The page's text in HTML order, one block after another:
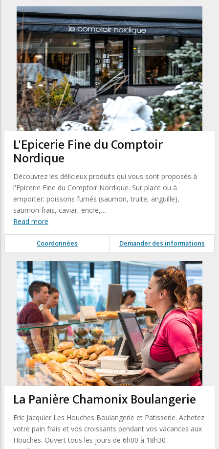
L'Epicerie Fine du Comptoir
Nordique
Découvrez les délicieux produits qui vous sont proposés à
l'Epicerie Fine du Comptoir Nordique. Sur place ou à
emporter: poissons fumés (saumon, truite, anguille),
saumon frais, caviar, encre,…
Read more
Coordonnées Demander des informations
La Panière Chamonix Boulangerie
Eric Jacquier Les Houches Boulangerie et Patisserie. Achetez
votre pain frais et vos croissants pendant vos vacances aux
Houches. Ouvert tous les jours de 6h00 à 18h30